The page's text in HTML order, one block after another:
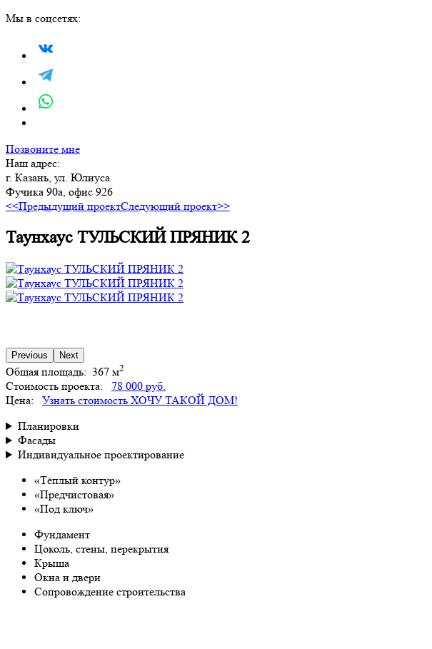
Мы в соцсетях:
Позвоните мне
Наш адрес:
г. Казань, ул. Юлиуса
Фучика 90а, офис 926
<<Предыдущий проектСледующий проект>>
Таунхаус ТУЛЬСКИЙ ПРЯНИК 2
Previous Next
Общая площадь: 367 м2
Стоимость проекта:
78 000 руб.
Цена:
Узнать стоимость ХОЧУ ТАКОЙ ДОМ!
Планировки
Фасады
Индивидуальное проектирование
«Тёплый контур»
«Предчистовая»
«Под ключ»
Фундамент
Цоколь, стены, перекрытия
Крыша
Окна и двери
Сопровождение строительства